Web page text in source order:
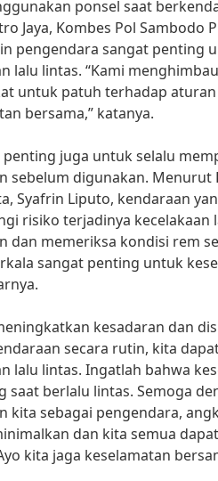
ponsel saat
Jaya, Kombes Pol Sambodo
pengendara sangat penting
lalu lintas. “Kami
untuk patuh terhadap
bersama,” katanya.
penting juga untuk selalu
sebelum digunakan. Menurut
Syafrin Liputo, kendaraan
risiko terjadinya kecelakaan
dan memeriksa kondisi rem
sangat penting untuk
kesadaran dan
secara rutin, kita
lalu lintas. Ingatlah bahwa
saat berlalu lintas. Semoga
kita sebagai pengendara,
dan kita semua
kita jaga keselamatan